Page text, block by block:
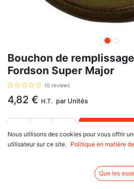
Bouchon de
Fordson Super Major
(0 review)
4,82 € H.T. par Unités
Délai de livraison : 1 semaine
Bouchon de remplissage d'huile avec pour
E1ADKN6766, 957E6766. Se monte sur
Nous utilisons des cookies pour vous offrir
utilisateur sur ce site.
Politique en matière
Que les